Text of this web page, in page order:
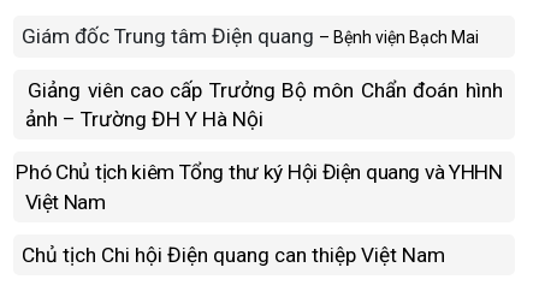
Giám đốc Trung tâm Điện quang – Bệnh viện Bạch Mai
Giảng viên cao cấp Trưởng Bộ môn Chẩn đoán hình
ảnh – Trường ĐH Y Hà Nội
Phó Chủ tịch kiêm Tổng thư ký Hội Điện quang và YHHN
Việt Nam
Chủ tịch Chi hội Điện quang can thiệp Việt Nam